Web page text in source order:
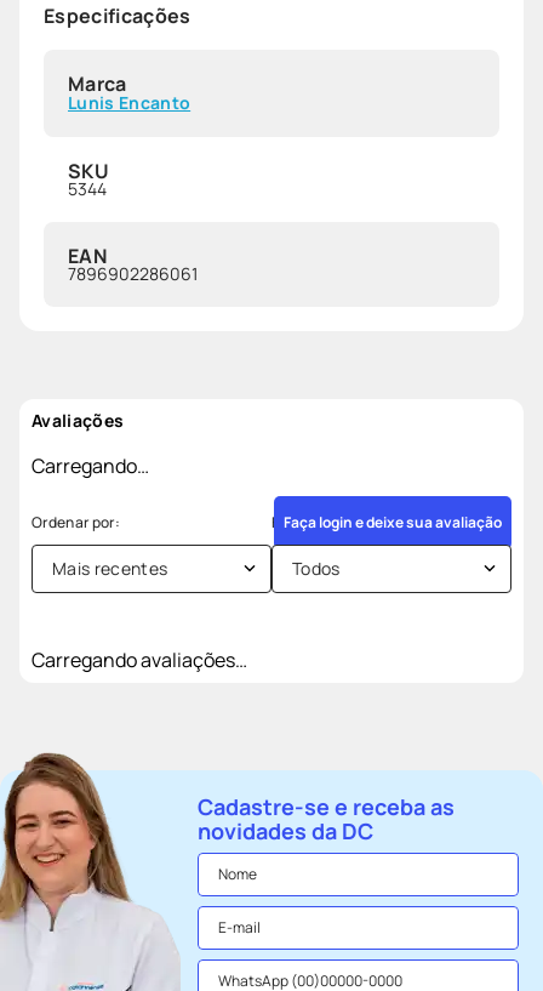
Especificações
Marca
Lunis Encanto
SKU
5344
EAN
7896902286061
Avaliações
Carregando…
Faça login e deixe sua avaliação
Mais recentes Todos
Carregando avaliações…
Cadastre-se e receba as
novidades da DC